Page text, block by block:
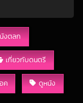
งตลก
เกี่ยวกับดนตรี
ค ดูหนัง